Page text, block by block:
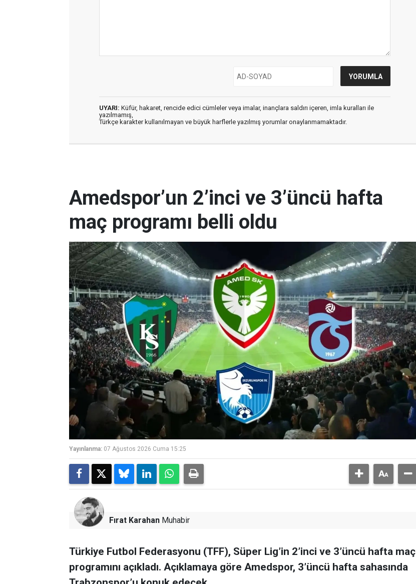
UYARI: Küfür, hakaret, rencide edici cümleler veya imalar, inançlara saldırı içeren, imla kuralları ile
yazılmamış,
Türkçe karakter kullanılmayan ve büyük harflerle yazılmış yorumlar onaylanmamaktadır.
Amedspor’un 2’inci ve 3’üncü hafta
maç programı belli oldu
Yayınlanma: 07 Ağustos 2026 Cuma 15:25
Fırat Karahan Muhabir
Türkiye Futbol Federasyonu (TFF), Süper Lig’in 2’inci ve 3’üncü hafta maç
programını açıkladı. Açıklamaya göre Amedspor, 3’üncü hafta sahasında